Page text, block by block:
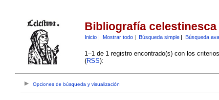
Bibliografía celestinesca
Inicio| Mostrar todo| Búsqueda simple| Búsqueda
1–1 de 1 registro encontrado(s) con los
(RSS):
Opciones de búsqueda y visualización